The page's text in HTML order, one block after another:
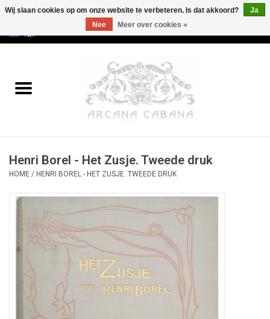
Oud & Zeldzaam
Erotica
Categorieën
Henri Borel - Het Zusje. Tweede druk
HOME / HENRI BOREL - HET ZUSJE. TWEEDE DRUK
Wij slaan cookies op om onze website te verbeteren. Is dat akkoord?
Ja
Nee
Meer over cookies »